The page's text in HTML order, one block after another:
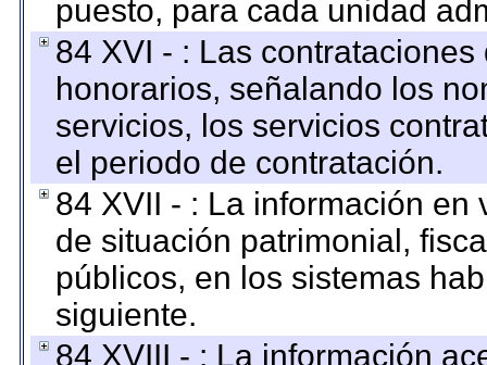
puesto, para cada unidad
84 XVI - : Las
honorarios, señalando los
servicios, los servicios
el periodo de contratación.
84 XVII - : La información
de situación patrimonial,
públicos, en los sistemas
siguiente.
84 XVIII - : La información